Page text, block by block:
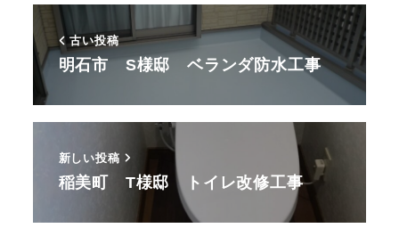
古い投稿
明石市 S様邸 ベランダ防水工事
新しい投稿
稲美町 T様邸 トイレ改修工事